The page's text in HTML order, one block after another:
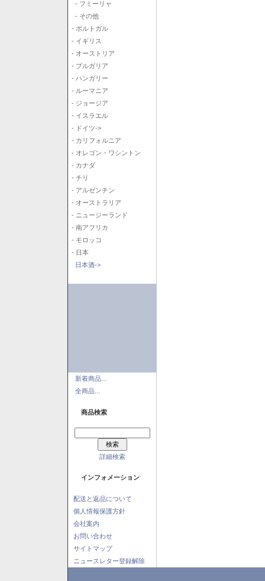
- フミーリャ
- その他
- ポルトガル
- イギリス
- オーストリア
- ブルガリア
- ハンガリー
- ルーマニア
- ジョージア
- イスラエル
- ドイツ->
- カリフォルニア
- オレゴン・ワシントン
- カナダ
- チリ
- アルゼンチン
- オーストラリア
- ニュージーランド
- 南アフリカ
- モロッコ
- 日本
日本酒->
新着商品...
全商品...
商品検索
詳細検索
インフォメーション
配送と返品について
個人情報保護方針
会社案内
お問い合わせ
サイトマップ
ニュースレター登録解除